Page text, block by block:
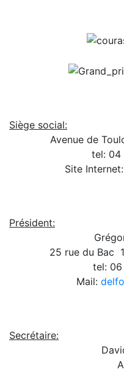
Siège social:
Avenue de
tel: 04
Site Internet:
Président:
25 rue du Bac 
tel:
Mail:
Secrétaire: